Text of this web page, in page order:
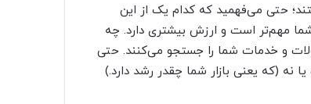
حتی می‌فهمید که کدام یک از این
مهم‌تر است و ارزش بیشتری دارد. چه
و خدمات شما را جستجو می‌کنند. حتی
نه (که یعنی بازار شما چقدر رشد دارد.)